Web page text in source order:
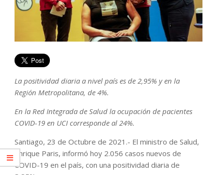
La positividad diaria a nivel país es de 2,95% y en la
Región Metropolitana, de 4%.
En la Red Integrada de Salud la ocupación de pacientes
COVID-19 en UCI corresponde al 24%.
Santiago, 23 de Octubre de 2021.- El ministro de Salud,
Enrique Paris, informó hoy 2.056 casos nuevos de
COVID-19 en el país, con una positividad diaria de